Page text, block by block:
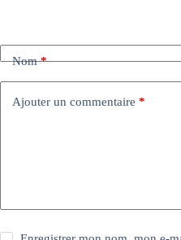
Nom*
Ajouter un commentaire *